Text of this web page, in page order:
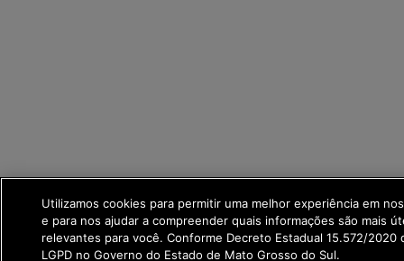
Utilizamos cookies para permitir uma melhor experiência em
e para nos ajudar a compreender quais informações são mais
relevantes para você. Conforme Decreto Estadual 15.572/2020
LGPD no Governo do Estado de Mato Grosso do Sul.